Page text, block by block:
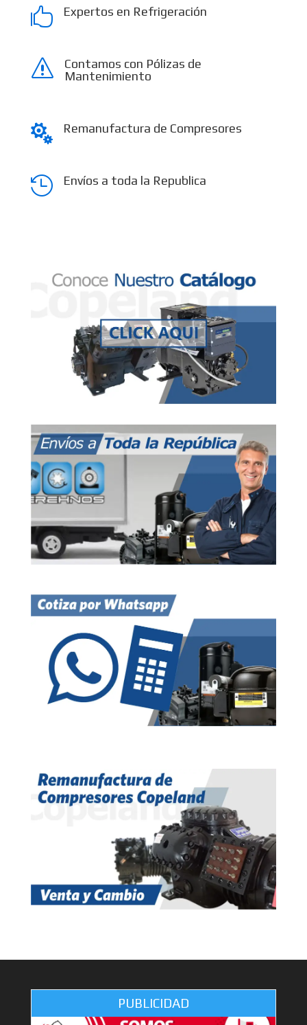
 Expertos en Refrigeración
s
Contamos con Pólizas de
Mantenimiento
 Remanufactura de Compresores
 Envíos a toda la Republica
PUBLICIDAD